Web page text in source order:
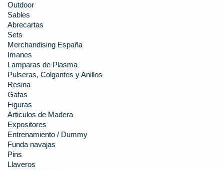
Outdoor
Sables
Abrecartas
Sets
Merchandising España
Imanes
Lamparas de Plasma
Pulseras, Colgantes y Anillos
Resina
Gafas
Figuras
Articulos de Madera
Expositores
Entrenamiento / Dummy
Funda navajas
Pins
Llaveros